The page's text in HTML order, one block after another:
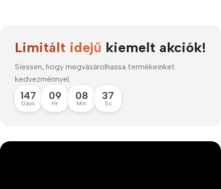
Limitált idejű kiemelt akciók!
Siessen, hogy megvásárolhassa termékeinket
kedvezménnyel.
147
Days
09
Hr
08
Min
36
Sc